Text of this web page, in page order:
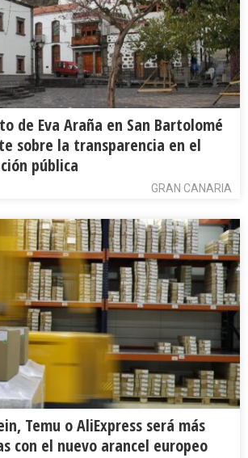
de Eva Araña en San Bartolomé
sobre la transparencia en el
pública
GRAN CANARIA
Temu o AliExpress será más
con el nuevo arancel europeo